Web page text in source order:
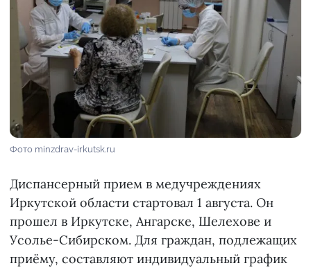
Фото minzdrav-irkutsk.ru
Диспансерный прием в медучреждениях
Иркутской области стартовал 1 августа. Он
прошел в Иркутске, Ангарске, Шелехове и
Усолье-Сибирском. Для граждан, подлежащих
приёму, составляют индивидуальный график